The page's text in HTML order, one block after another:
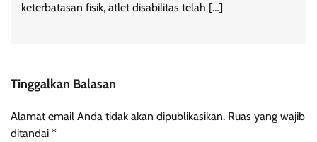
keterbatasan fisik, atlet disabilitas telah […]
Tinggalkan Balasan
Alamat email Anda tidak akan dipublikasikan. Ruas yang wajib
ditandai *